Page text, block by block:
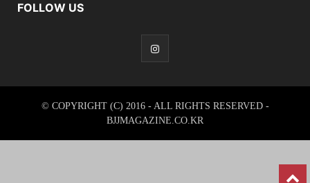
FOLLOW US
© COPYRIGHT (C) 2016 - ALL RIGHTS RESERVED -
BJJMAGAZINE.CO.KR